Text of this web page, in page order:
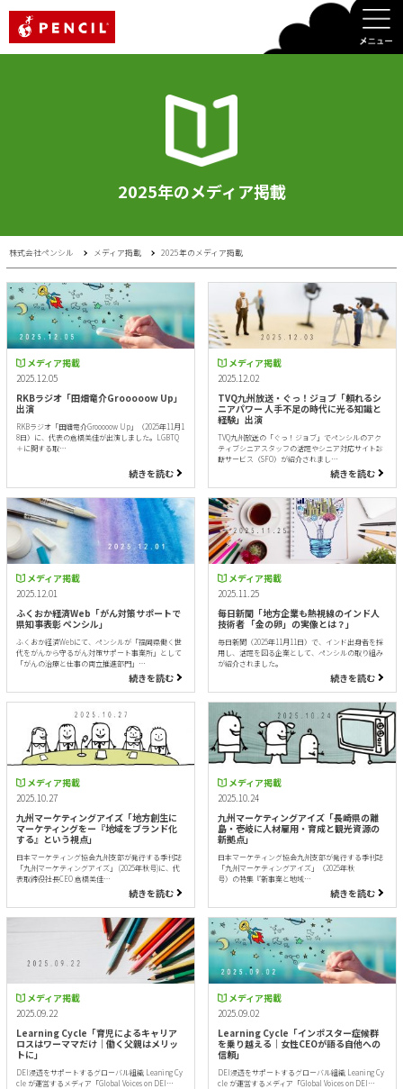
2025年のメディア掲載
株式会社ペンシル メディア掲載 2025年のメディア掲載
メディア掲載
2025.12.05
RKBラジオ「田畑竜介Grooooow Up」
出演
RKBラジオ「田畑竜介Grooooow Up」（2025年11月1
8日）に、代表の倉橋美佳が出演しました。LGBTQ
＋に関する取…
続きを読む
メディア掲載
2025.12.02
TVQ九州放送・ぐっ！ジョブ「頼れるシ
ニアパワー 人手不足の時代に光る知識と
経験」出演
TVQ九州放送の「ぐっ！ジョブ」でペンシルのアク
ティブシニアスタッフの活躍やシニア対応サイト診
断サービス（SFO）が紹介されまし…
続きを読む
メディア掲載
2025.12.01
ふくおか経済Web「がん対策サポートで
県知事表彰 ペンシル」
ふくおか経済Webにて、ペンシルが「福岡県働く世
代をがんから守るがん対策サポート事業所」として
「がんの治療と仕事の両立推進部門」…
続きを読む
メディア掲載
2025.11.25
毎日新聞「地方企業も熱視線のインド人
技術者 「金の卵」の実像とは？」
毎日新聞（2025年11月11日）で、インド出身者を採
用し、活躍を図る企業として、ペンシルの取り組み
が紹介されました。
続きを読む
メディア掲載
2025.10.27
九州マーケティングアイズ「地方創生に
マーケティングをー『地域をブランド化
する』という視点」
日本マーケティング協会九州支部が発行する季刊誌
「九州マーケティングアイズ」 (2025年秋号)に、代
表取締役社長CEO 倉橋美佳…
続きを読む
メディア掲載
2025.10.24
九州マーケティングアイズ「長崎県の離
島・壱岐に人材雇用・育成と観光資源の
新拠点」
日本マーケティング協会九州支部が発行する季刊誌
「九州マーケティングアイズ」（2025年秋
号）の特集『新事業と地域…
続きを読む
メディア掲載
2025.09.22
Learning Cycle「育児によるキャリア
ロスはワーママだけ｜働く父親はメリッ
トに」
DEI浸透をサポートするグローバル組織 Leaning Cy
cle が運営するメディア「Global Voices on DEI…
メディア掲載
2025.09.02
Learning Cycle「インポスター症候群
を乗り越える｜女性CEOが語る自他への
信頼」
DEI浸透をサポートするグローバル組織 Leaning Cy
cle が運営するメディア「Global Voices on DEI…